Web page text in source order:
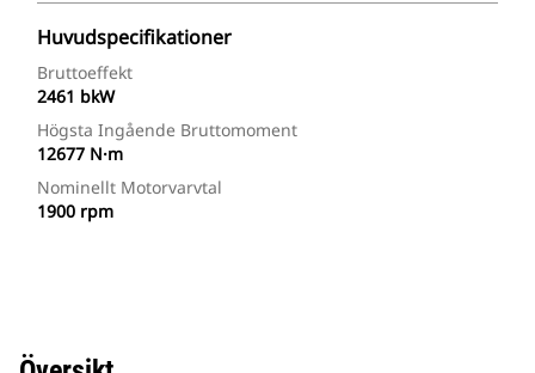
Huvudspecifikationer
Bruttoeffekt
2461 bkW
Högsta Ingående Bruttomoment
12677 N·m
Nominellt Motorvarvtal
1900 rpm